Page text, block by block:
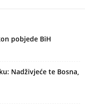
pobjede BiH
Nadživjeće te Bosna,